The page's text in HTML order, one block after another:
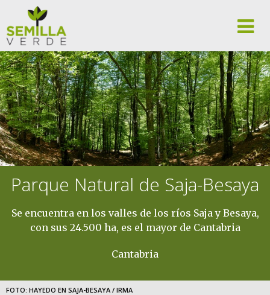
Parque Natural de Saja-Besaya
Se encuentra en los valles de los ríos Saja y Besaya,
con sus 24.500 ha, es el mayor de Cantabria
Cantabria
FOTO: HAYEDO EN SAJA-BESAYA / IRMA